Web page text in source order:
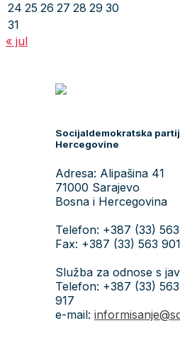
24 25 26 27 28 29 30
31
« jul
Socijaldemokratska
Hercegovine
Adresa: Alipašina 41
71000 Sarajevo
Bosna i Hercegovina
Telefon: +387 (33)
Fax: +387 (33) 563 901
Služba za odnose s
Telefon: +387 (33)
917
e-mail: